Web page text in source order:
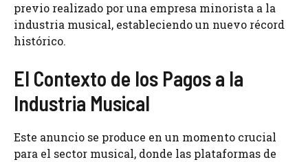
previo realizado por una empresa minorista a la
industria musical, estableciendo un nuevo récord
histórico.
El Contexto de los Pagos a la
Industria Musical
Este anuncio se produce en un momento crucial
para el sector musical, donde las plataformas de